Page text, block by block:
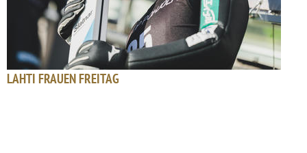
LAHTI FRAUEN FREITAG